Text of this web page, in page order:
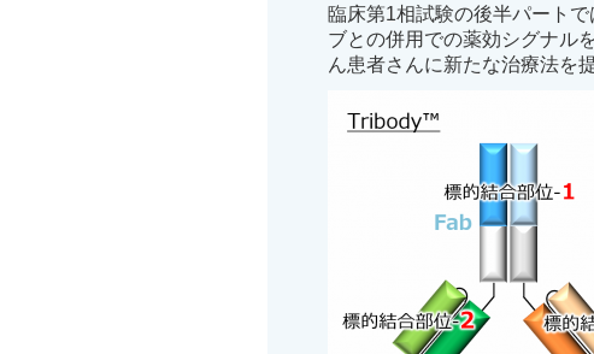
臨床第1相試験の後半パート
ブとの併用での薬効シグナル
ん患者さんに新たな治療法を